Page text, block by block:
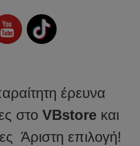
έρευνα
στο VBstore και
Άριστη επιλογή!